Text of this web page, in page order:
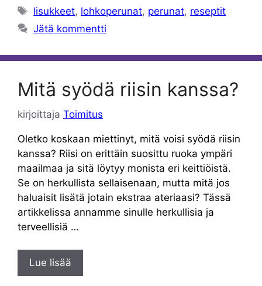
Avainsanat
lisukkeet, lohkoperunat, perunat, reseptit
Jätä kommentti
Mitä syödä riisin kanssa?
kirjoittaja Toimitus
Oletko koskaan miettinyt, mitä voisi syödä riisin
kanssa? Riisi on erittäin suosittu ruoka ympäri
maailmaa ja sitä löytyy monista eri keittiöistä.
Se on herkullista sellaisenaan, mutta mitä jos
haluaisit lisätä jotain ekstraa ateriaasi? Tässä
artikkelissa annamme sinulle herkullisia ja
terveellisiä …
Lue lisää